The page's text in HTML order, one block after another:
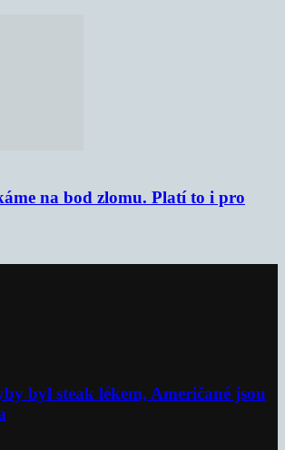
na bod zlomu. Platí to i pro
byl steak lékem, Američané jsou